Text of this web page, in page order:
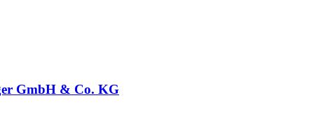
GmbH & Co. KG